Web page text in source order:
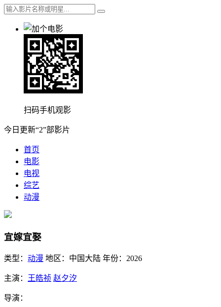
扫码手机观影
今日更新“2”部影片
首页
电影
电视
综艺
动漫
宜嫁宜娶
类型： 动漫 地区： 中国大陆 年份： 2026
主演： 王皓祯 赵夕汐
导演：